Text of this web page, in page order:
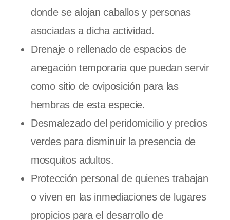
donde se alojan caballos y personas
asociadas a dicha actividad.
Drenaje o rellenado de espacios de
anegación temporaria que puedan servir
como sitio de oviposición para las
hembras de esta especie.
Desmalezado del peridomicilio y predios
verdes para disminuir la presencia de
mosquitos adultos.
Protección personal de quienes trabajan
o viven en las inmediaciones de lugares
propicios para el desarrollo de